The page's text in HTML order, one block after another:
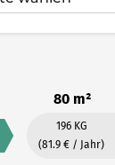
80 m²
196 KG
(81.9 € / Jahr)